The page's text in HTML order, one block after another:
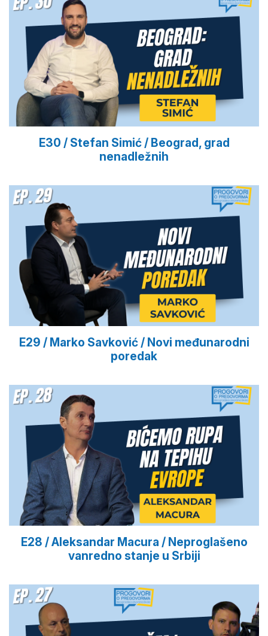
E30 / Stefan Simić / Beograd, grad
nenadležnih
E29 / Marko Savković / Novi međunarodni
poredak
E28 / Aleksandar Macura / Neproglašeno
vanredno stanje u Srbiji